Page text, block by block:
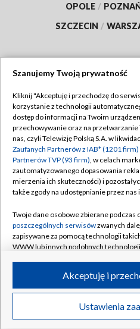
OPOLE /
SZCZECIN /
Abonament TVP
Emisja w TVP
Centrum informacji TVP
Naziemna Telewizja Cyfrowa
Rada Programowa
System NOS
Informacje o nadawcy
Program dla prasy
Ogłoszenie przetargowe
Polityka
Moje
©2026 Telewizja
Szanujemy Twoją prywatność
Kliknij "Akceptuję i przechodzę do
korzystanie z technologii
dostęp do informacji na Twoim
przechowywanie oraz na
nas, czyli Telewizję Polską S.A. w
Zaufanych Partnerów z IAB* (1201 firm)
Partnerów TVP (93 firm), w celach
zautomatyzowanego dopasowania
mierzenia ich skuteczności) i
także zgody na udostępnianie przez
Twoje dane osobowe zbierane podczas
poszczególnych serwisówzwanych
zapisywane za pomocą technologii
WWW lub innych podobnych
ruchu w Internecie.
Twoje dane osobowe zbierane podczas
poszczególnych serwisówna Portalu,
Ustawienia
Akceptuję i